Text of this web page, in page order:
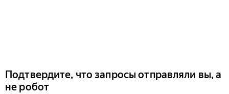
Подтвердите, что запросы отправляли вы, а
не робот